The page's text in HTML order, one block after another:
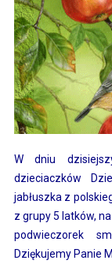
W dniu
dzieciaczków
jabłuszka z
z grupy 5 latków,
podwieczorek
Dziękujemy Panie